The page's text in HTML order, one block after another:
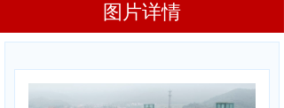
小型化变电站租
分布式储能系统
图片详情